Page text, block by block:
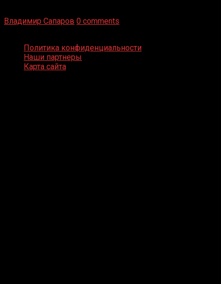
Владимир Сапаров 0 comments
Политика конфиденциальности
Наши партнеры
Карта сайта